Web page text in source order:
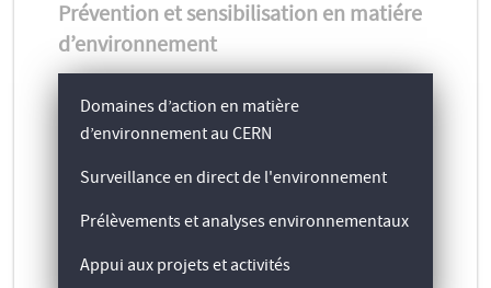
Prévention et sensibilisation en matiére
d’environnement
Domaines d’action en matière
d’environnement au CERN
Surveillance en direct de l'environnement
Prélèvements et analyses environnementaux
Appui aux projets et activités